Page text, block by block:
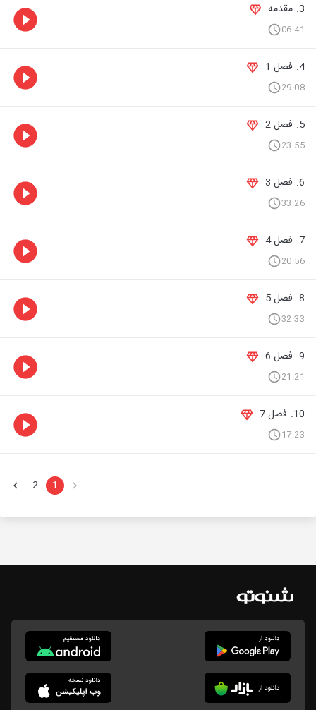
3. مقدمه
06:41
4. فصل 1
29:08
5. فصل 2
23:55
6. فصل 3
33:26
7. فصل 4
20:56
8. فصل 5
32:33
9. فصل 6
21:21
10. فصل 7
17:23
1
2